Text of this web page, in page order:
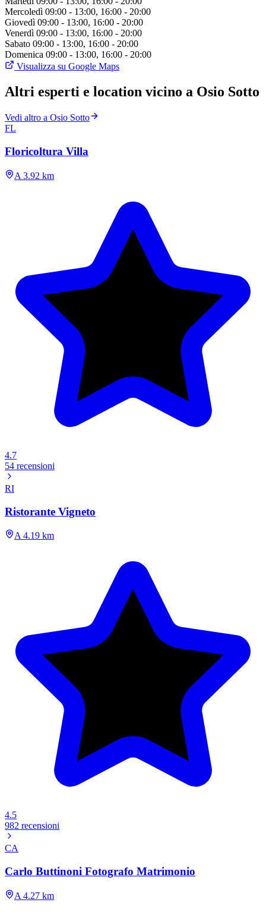
Mercoledì 09:00 - 13:00, 16:00 - 20:00
Giovedì 09:00 - 13:00, 16:00 - 20:00
Venerdì 09:00 - 13:00, 16:00 - 20:00
Sabato 09:00 - 13:00, 16:00 - 20:00
Domenica 09:00 - 13:00, 16:00 - 20:00
Visualizza su Google Maps
Altri esperti e location vicino a Osio Sotto
Vedi altro a Osio Sotto
FL
Floricoltura Villa
A 3.92 km
4.7
54 recensioni
RI
Ristorante Vigneto
A 4.19 km
4.5
982 recensioni
CA
Carlo Buttinoni Fotografo Matrimonio
A 4.27 km